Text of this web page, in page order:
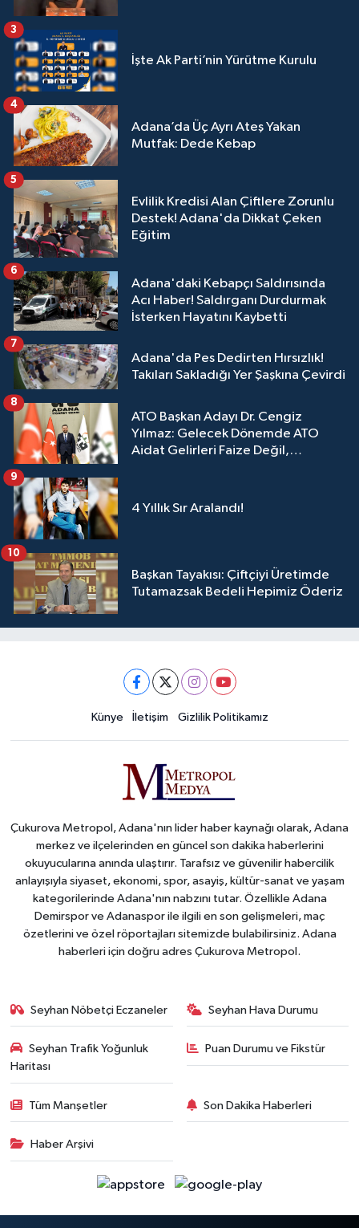
İşte Ak Parti’nin Yürütme Kurulu
3
Adana’da Üç Ayrı Ateş Yakan
Mutfak: Dede Kebap
4
Evlilik Kredisi Alan Çiftlere Zorunlu
Destek! Adana'da Dikkat Çeken
Eğitim
5
Adana'daki Kebapçı Saldırısında
Acı Haber! Saldırganı Durdurmak
İsterken Hayatını Kaybetti
6
Adana'da Pes Dedirten Hırsızlık!
Takıları Sakladığı Yer Şaşkına Çevirdi
7
ATO Başkan Adayı Dr. Cengiz
Yılmaz: Gelecek Dönemde ATO
Aidat Gelirleri Faize Değil,
8
4 Yıllık Sır Aralandı!
9
Başkan Tayakısı: Çiftçiyi Üretimde
Tutamazsak Bedeli Hepimiz Öderiz
10
Künye İletişim Gizlilik Politikamız
Çukurova Metropol, Adana'nın lider haber kaynağı olarak, Adana
merkez ve ilçelerinden en güncel son dakika haberlerini
okuyucularına anında ulaştırır. Tarafsız ve güvenilir habercilik
anlayışıyla siyaset, ekonomi, spor, asayiş, kültür-sanat ve yaşam
kategorilerinde Adana'nın nabzını tutar. Özellikle Adana
Demirspor ve Adanaspor ile ilgili en son gelişmeleri, maç
özetlerini ve özel röportajları sitemizde bulabilirsiniz. Adana
haberleri için doğru adres Çukurova Metropol.
Seyhan Nöbetçi Eczaneler Seyhan Hava Durumu
Seyhan Trafik Yoğunluk
Haritası
Puan Durumu ve Fikstür
Tüm Manşetler Son Dakika Haberleri
Haber Arşivi